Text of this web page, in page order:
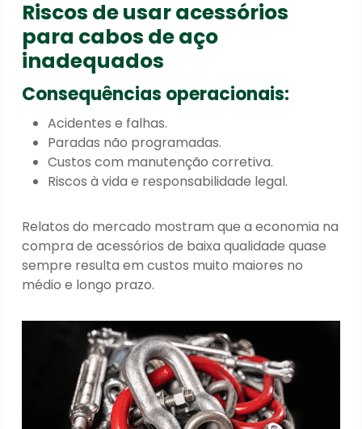
Riscos de usar acessórios
para cabos de aço
inadequados
Consequências operacionais:
Acidentes e falhas.
Paradas não programadas.
Custos com manutenção corretiva.
Riscos à vida e responsabilidade legal.
Relatos do mercado mostram que a economia na
compra de acessórios de baixa qualidade quase
sempre resulta em custos muito maiores no
médio e longo prazo.